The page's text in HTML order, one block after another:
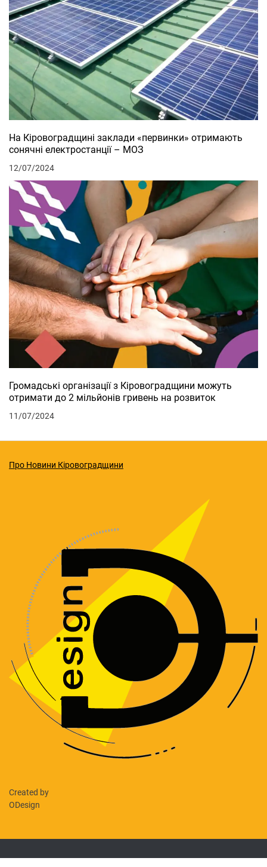
На Кіровоградщині заклади «первинки» отримають
сонячні електростанції – МОЗ
12/07/2024
Громадські організації з Кіровоградщини можуть
отримати до 2 мільйонів гривень на розвиток
11/07/2024
Про Новини Кіровоградщини
Created by
ODesign